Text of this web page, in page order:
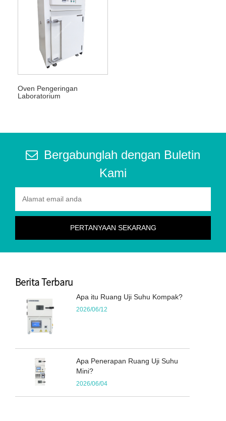
Oven Pengeringan
Laboratorium
Bergabunglah dengan Buletin
Kami
Berita Terbaru
Apa itu Ruang Uji Suhu Kompak?
2026/06/12
Apa Penerapan Ruang Uji Suhu
Mini?
2026/06/04